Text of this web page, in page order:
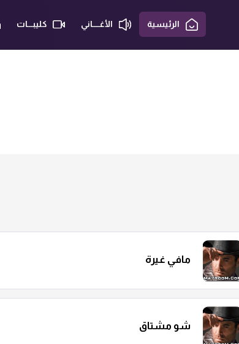
الرئيسية الأغــــاني كليبـــات
مافي غيرة
شو مشتاق